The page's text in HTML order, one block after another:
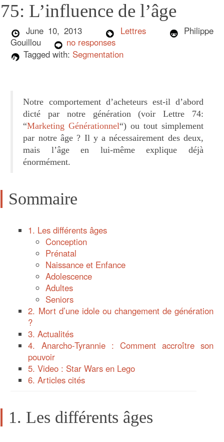
75: L’influence de l’âge
June 10, 2013 Lettres
Philippe
Gouillou
no responses
Tagged with: Segmentation
Notre comportement d’acheteurs est-il d’abord
dicté par notre génération (voir Lettre 74:
“Marketing Générationnel“) ou tout simplement
par notre âge ? Il y a nécessairement des deux,
mais l’âge en lui-même explique déjà
énormément.
Sommaire
1. Les différents âges
Conception
Prénatal
Naissance et Enfance
Adolescence
Adultes
Seniors
2. Mort d’une idole ou changement de génération
?
3. Actualités
4. Anarcho-Tyrannie : Comment accroître son
pouvoir
5. Video : Star Wars en Lego
6. Articles cités
1. Les différents âges